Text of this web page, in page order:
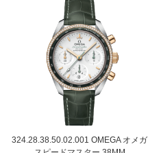
324.28.38.50.02.001 OMEGA オメガ